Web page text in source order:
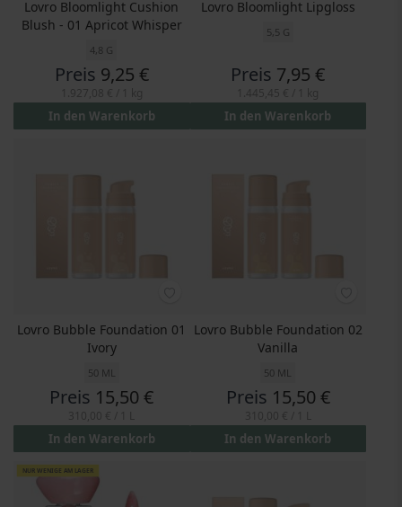
Lovro Bloomlight Cushion
Blush - 01 Apricot Whisper
4,8 G
Preis 9,25 €
In den Warenkorb
Lovro Bloomlight Lipgloss
5,5 G
Preis 7,95 €
In den Warenkorb
Lovro Bubble Foundation 01
Ivory
50 ML
Preis 15,50 €
In den Warenkorb
Lovro Bubble Foundation 02
Vanilla
50 ML
Preis 15,50 €
In den Warenkorb
NUR WENIGE AM LAGER